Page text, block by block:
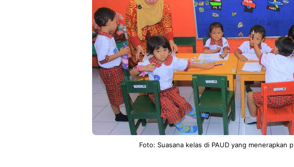
Foto: Suasana kelas di PAUD yang menerapkan